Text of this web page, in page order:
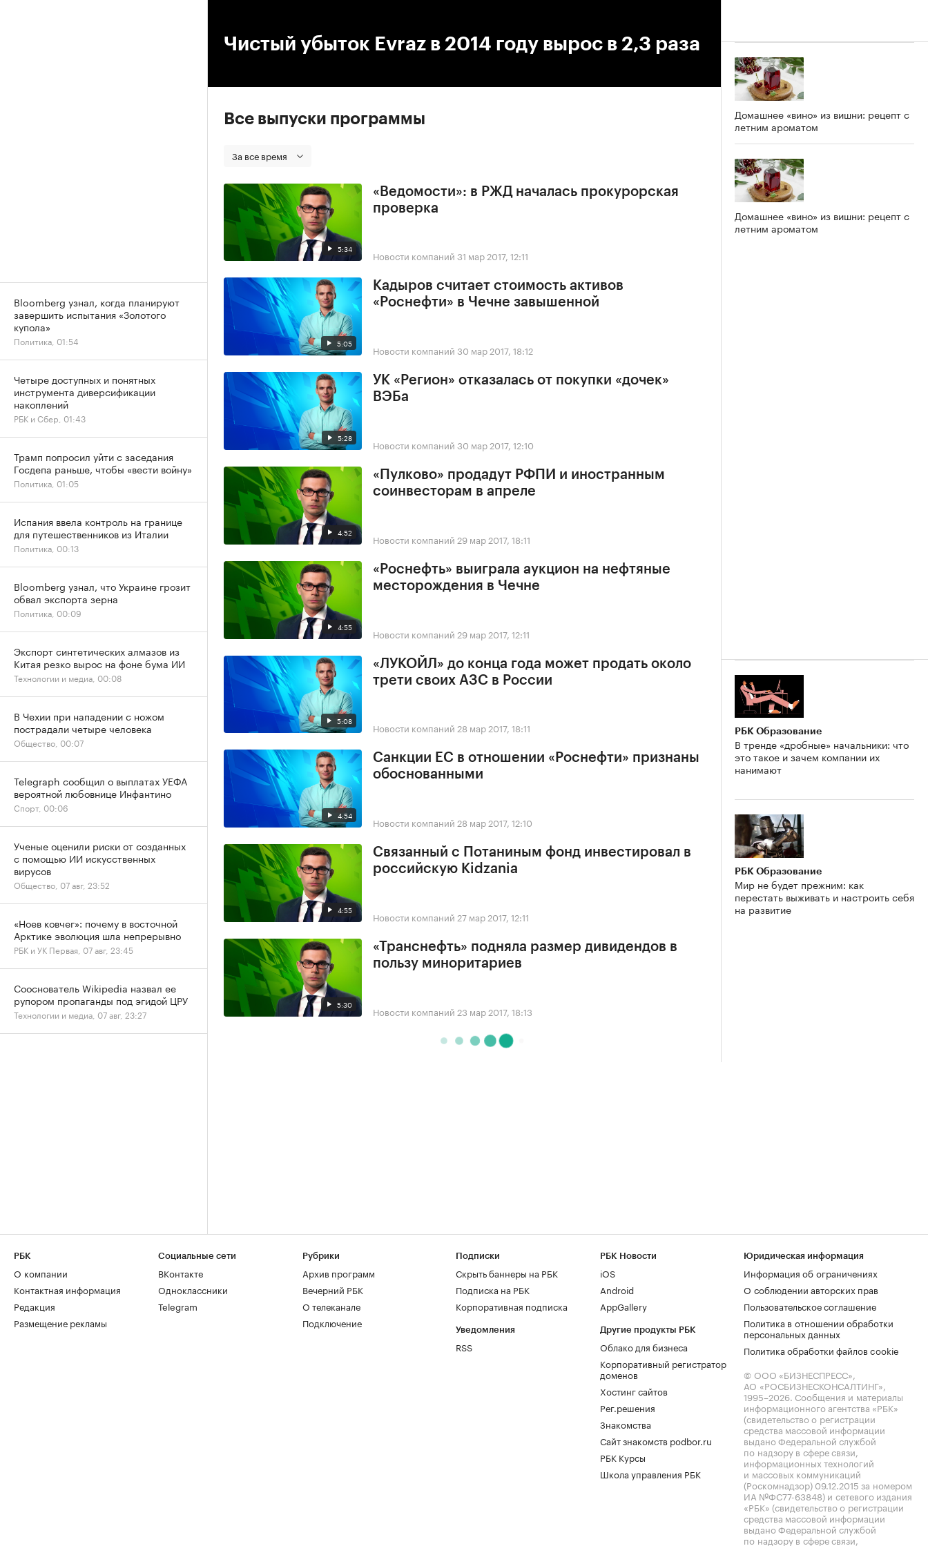
Чистый убыток Evraz в 2014 году вырос в 2,3 раза
Все выпуски программы
За все время
5:34
«Ведомости»: в РЖД началась прокурорская
проверка
Новости компаний 31 мар 2017, 12:11
5:05
Кадыров считает стоимость активов
«Роснефти» в Чечне завышенной
Новости компаний 30 мар 2017, 18:12
5:28
УК «Регион» отказалась от покупки «дочек»
ВЭБа
Новости компаний 30 мар 2017, 12:10
4:52
«Пулково» продадут РФПИ и иностранным
соинвесторам в апреле
Новости компаний 29 мар 2017, 18:11
4:55
«Роснефть» выиграла аукцион на нефтяные
месторождения в Чечне
Новости компаний 29 мар 2017, 12:11
5:08
«ЛУКОЙЛ» до конца года может продать около
трети своих АЗС в России
Новости компаний 28 мар 2017, 18:11
4:54
Санкции ЕС в отношении «Роснефти» признаны
обоснованными
Новости компаний 28 мар 2017, 12:10
4:55
Связанный с Потаниным фонд инвестировал в
российскую Kidzania
Новости компаний 27 мар 2017, 12:11
5:30
«Транснефть» подняла размер дивидендов в
пользу миноритариев
Новости компаний 23 мар 2017, 18:13
Домашнее «вино» из вишни: рецепт с
летним ароматом
Домашнее «вино» из вишни: рецепт с
летним ароматом
РБК Образование
В тренде «дробные» начальники: что
это такое и зачем компании их
нанимают
РБК Образование
Мир не будет прежним: как
перестать выживать и настроить себя
на развитие
Bloomberg узнал, когда планируют
завершить испытания «Золотого
купола»
Политика, 01:54
Четыре доступных и понятных
инструмента диверсификации
накоплений
РБК и Сбер, 01:43
Трамп попросил уйти с заседания
Госдепа раньше, чтобы «вести войну»
Политика, 01:05
Испания ввела контроль на границе
для путешественников из Италии
Политика, 00:13
Bloomberg узнал, что Украине грозит
обвал экспорта зерна
Политика, 00:09
Экспорт синтетических алмазов из
Китая резко вырос на фоне бума ИИ
Технологии и медиа, 00:08
В Чехии при нападении с ножом
пострадали четыре человека
Общество, 00:07
Telegraph сообщил о выплатах УЕФА
вероятной любовнице Инфантино
Спорт, 00:06
Ученые оценили риски от созданных
с помощью ИИ искусственных
вирусов
Общество, 07 авг, 23:52
«Ноев ковчег»: почему в восточной
Арктике эволюция шла непрерывно
РБК и УК Первая, 07 авг, 23:45
Сооснователь Wikipedia назвал ее
рупором пропаганды под эгидой ЦРУ
Технологии и медиа, 07 авг, 23:27
РБК
О компании
Контактная информация
Редакция
Размещение рекламы
Социальные сети
ВКонтакте
Одноклассники
Telegram
Рубрики
Архив программ
Вечерний РБК
О телеканале
Подключение
Подписки
Скрыть баннеры на РБК
Подписка на РБК
Корпоративная подписка
Уведомления
RSS
РБК Новости
iOS
Android
AppGallery
Другие продукты РБК
Облако для бизнеса
Корпоративный регистратор
доменов
Хостинг сайтов
Рег.решения
Знакомства
Сайт знакомств podbor.ru
РБК Курсы
Школа управления РБК
Юридическая информация
Информация об ограничениях
О соблюдении авторских прав
Пользовательское соглашение
Политика в отношении обработки
персональных данных
Политика обработки файлов cookie
© ООО «БИЗНЕСПРЕСС»,
АО «РОСБИЗНЕСКОНСАЛТИНГ»,
1995–2026. Сообщения и материалы
информационного агентства «РБК»
(свидетельство о регистрации
средства массовой информации
выдано Федеральной службой
по надзору в сфере связи,
информационных технологий
и массовых коммуникаций
(Роскомнадзор) 09.12.2015 за номером
ИА №ФС77-63848) и сетевого издания
«РБК» (свидетельство о регистрации
средства массовой информации
выдано Федеральной службой
по надзору в сфере связи,